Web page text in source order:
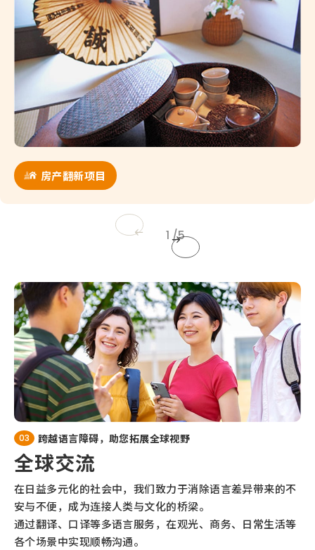
房产翻新项目
1 5
03 跨越语言障碍，助您拓展全球视野
全球交流
在日益多元化的社会中，我们致力于消除语言差异带来的不
安与不便，成为连接人类与文化的桥梁。
通过翻译、口译等多语言服务，在观光、商务、日常生活等
各个场景中实现顺畅沟通。